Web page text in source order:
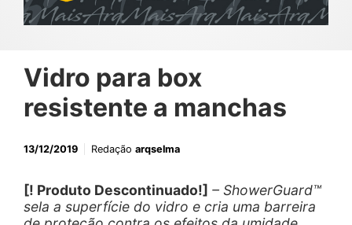
Vidro para box
resistente a manchas
13/12/2019 Redação arqselma
[! Produto Descontinuado!] – ShowerGuard™
sela a superfície do vidro e cria uma barreira